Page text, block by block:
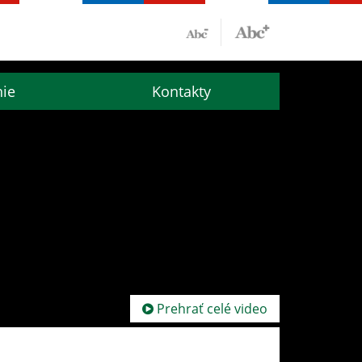
Kontakty
Prehrať celé video